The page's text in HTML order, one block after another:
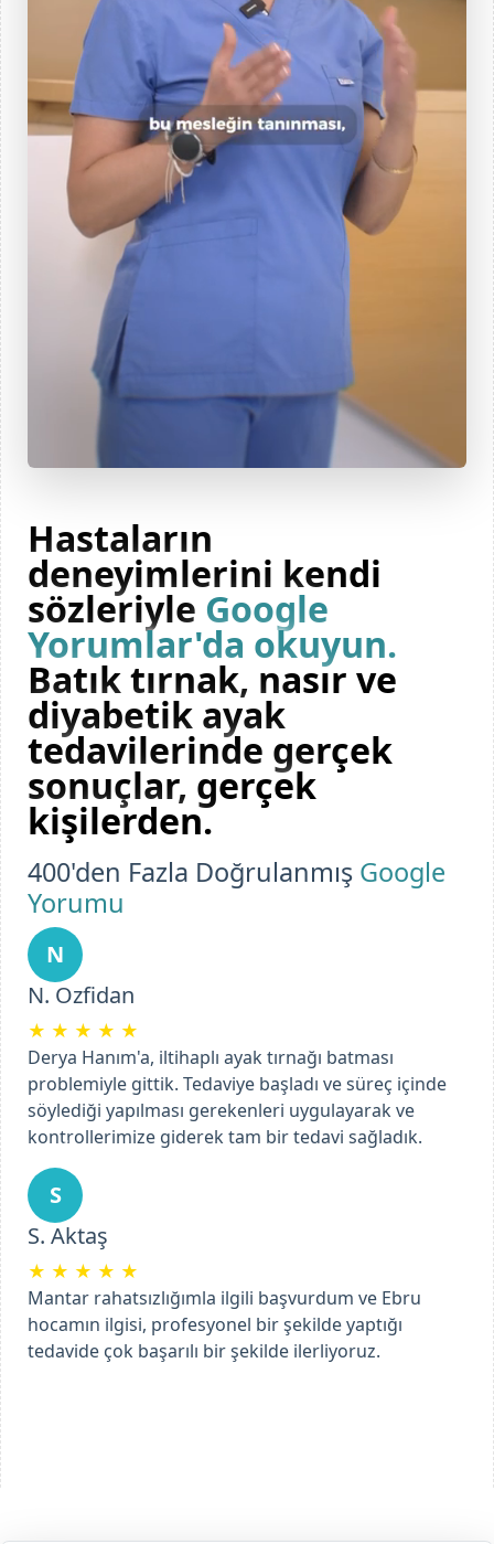
Hastaların
deneyimlerini kendi
sözleriyle Google
Yorumlar'da okuyun.
Batık tırnak, nasır ve
diyabetik ayak
tedavilerinde gerçek
sonuçlar, gerçek
kişilerden.
400'den Fazla Doğrulanmış Google
Yorumu
N
N. Ozfidan
★ ★ ★ ★ ★
Derya Hanım'a, iltihaplı ayak tırnağı batması
problemiyle gittik. Tedaviye başladı ve süreç içinde
söylediği yapılması gerekenleri uygulayarak ve
kontrollerimize giderek tam bir tedavi sağladık.
S
S. Aktaş
★ ★ ★ ★ ★
Mantar rahatsızlığımla ilgili başvurdum ve Ebru
hocamın ilgisi, profesyonel bir şekilde yaptığı
tedavide çok başarılı bir şekilde ilerliyoruz.
Previous